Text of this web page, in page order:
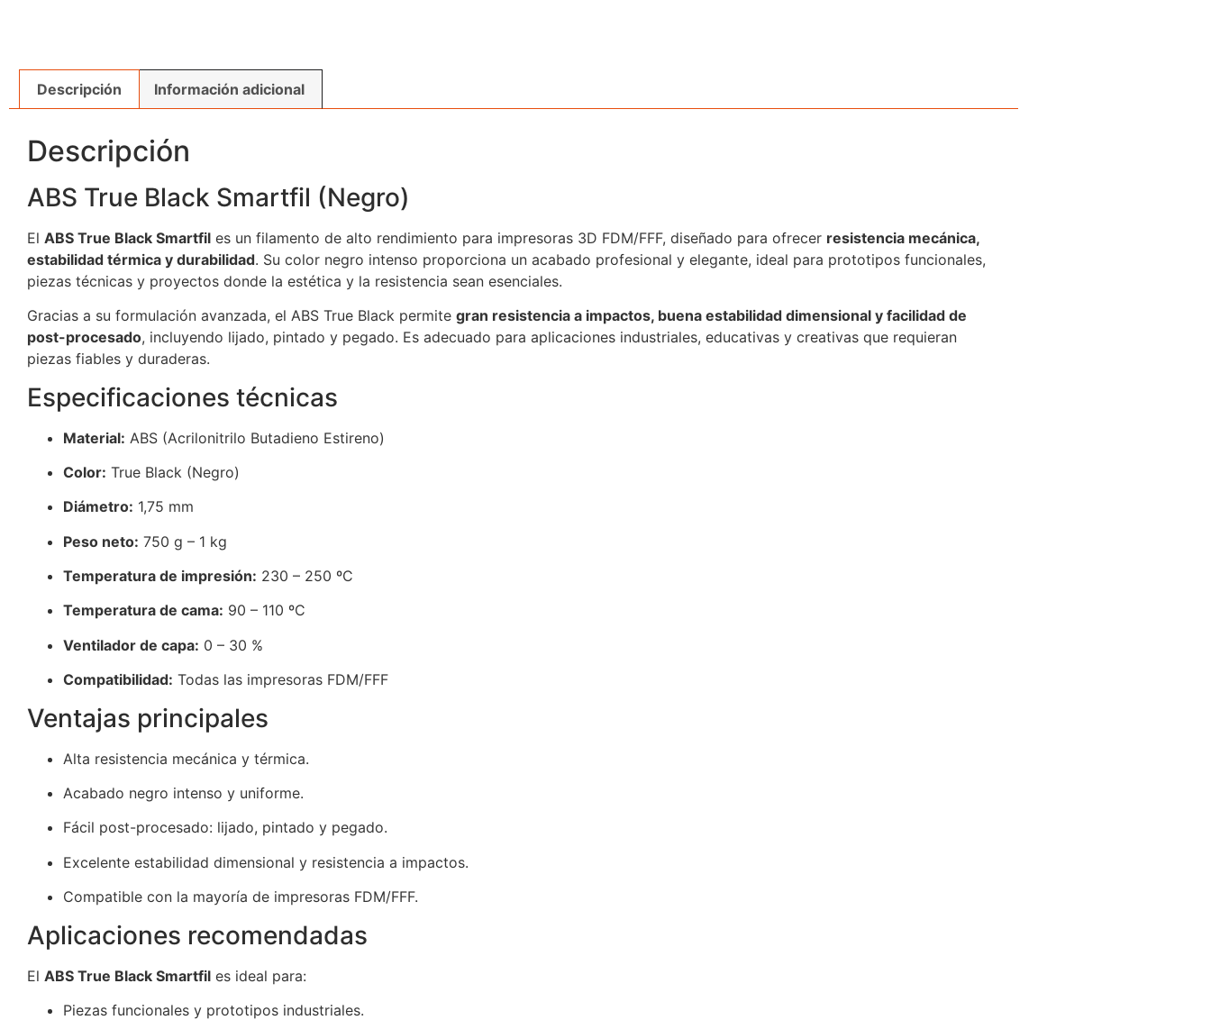
Descripción Información adicional
Descripción
ABS True Black Smartfil (Negro)
El ABS True Black Smartfil es un filamento de alto rendimiento para impresoras 3D FDM/FFF, diseñado para ofrecer resistencia mecánica,
estabilidad térmica y durabilidad. Su color negro intenso proporciona un acabado profesional y elegante, ideal para prototipos funcionales,
piezas técnicas y proyectos donde la estética y la resistencia sean esenciales.
Gracias a su formulación avanzada, el ABS True Black permite gran resistencia a impactos, buena estabilidad dimensional y facilidad de
post-procesado, incluyendo lijado, pintado y pegado. Es adecuado para aplicaciones industriales, educativas y creativas que requieran
piezas fiables y duraderas.
Especificaciones técnicas
Material: ABS (Acrilonitrilo Butadieno Estireno)
Color: True Black (Negro)
Diámetro: 1,75 mm
Peso neto: 750 g – 1 kg
Temperatura de impresión: 230 – 250 ºC
Temperatura de cama: 90 – 110 ºC
Ventilador de capa: 0 – 30 %
Compatibilidad: Todas las impresoras FDM/FFF
Ventajas principales
Alta resistencia mecánica y térmica.
Acabado negro intenso y uniforme.
Fácil post-procesado: lijado, pintado y pegado.
Excelente estabilidad dimensional y resistencia a impactos.
Compatible con la mayoría de impresoras FDM/FFF.
Aplicaciones recomendadas
El ABS True Black Smartfil es ideal para:
Piezas funcionales y prototipos industriales.